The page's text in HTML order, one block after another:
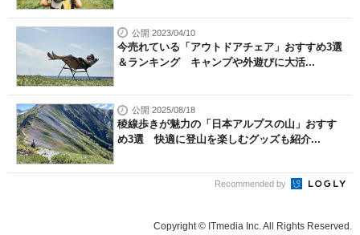
公開 2023/04/10
今売れている「アウトドアチェア」おすすめ3選
＆ランキング キャンプや外遊びに大活...
公開 2025/08/18
稜線歩きが魅力の「日本アルプスの山」おすす
め3選 快適に登山を楽しむグッズも紹介...
Recommended by
Copyright © ITmedia Inc. All Rights Reserved.